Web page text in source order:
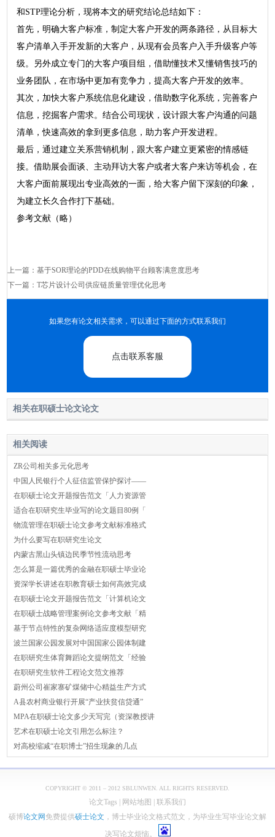
和STP理论分析，现将本文的研究结论总结如下：
首先，明确大客户标准，制定大客户开发的两条路径，从目标大
客户清单入手开发新的大客户，从现有会员客户入手升级客户等
级。另外成立专门的大客户项目组，借助懂技术又懂销售技巧的
业务团队，在市场中更加有竞争力，提高大客户开发的效率。
其次，加快大客户系统信息化建设，借助数字化系统，完善客户
信息，挖掘客户需求。结合公司现状，设计跟大客户沟通的问题
清单，快速高效的拿到更多信息，助力客户开发进程。
最后，通过建立关系营销机制，跟大客户建立更紧密的情感链
接。借助展会面谈、主动拜访大客户或者大客户来访等机会，在
大客户面前展现出专业高效的一面，给大客户留下深刻的印象，
为建立长久合作打下基础。
参考文献（略）
上一篇：基于SOR理论的PDD在线购物平台顾客满意度思考
下一篇：T芯片设计公司供应链质量管理优化思考
如果您有论文相关需求，可以通过下面的方式联系我们
点击联系客服
相关在职硕士论文论文
相关阅读
ZR公司相关多元化思考
中国人民银行个人征信监管保护探讨——
在职硕士论文开题报告范文「人力资源管
适合在职研究生毕业写的论文题目80例「
物流管理在职硕士论文参考文献标准格式
为什么要写在职研究生论文
内蒙古黑山头镇边民季节性流动思考
怎么算是一篇优秀的金融在职硕士毕业论
资深学长讲述在职教育硕士如何高效完成
在职硕士论文开题报告范文「计算机论文
在职硕士战略管理案例论文参考文献「精
基于节点特性的复杂网络适应度模型研究
波兰国家公园发展对中国国家公园体制建
在职研究生体育舞蹈论文提纲范文「经验
在职研究生软件工程论文范文推荐
蔚州公司崔家寨矿煤储中心精益生产方式
A县农村商业银行开展“产业扶贫信贷通”
MPA在职硕士论文多少天写完（资深教授讲
艺术在职硕士论文引用怎么标注？
对高校缩减“在职博士”招生现象的几点
COPYRIGHT © 2011 – 2012 SBLUNWEN. ALL RIGHTS RESERVED.
论文Tags 网站地图
联系我们
硕博论文网 免费提供硕士论文 ，博士毕业论文格式范文，为毕业生写毕业论文解
决写论文烦恼。